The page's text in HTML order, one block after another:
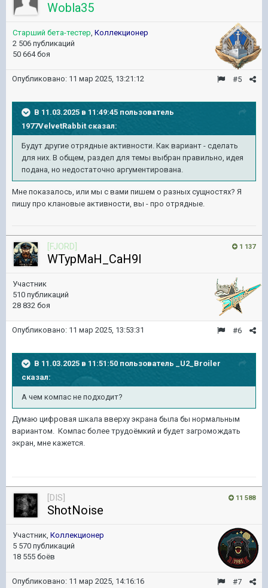
Wobla35
Старший бета-тестер, Коллекционер
2 506 публикаций
50 664 боя
#5
Опубликовано: 11 мар 2025, 13:21:12
В 11.03.2025 в 11:49:45 пользователь
1977VelvetRabbitсказал:
Будут другие отрядные активности. Как вариант - сделать
для них. В общем, раздел для темы выбран правильно, идея
подана, но недостаточно аргументирована.
Мне показалось, или мы с вами пишем о разных сущностях? Я
пишу про клановые активности, вы - про отрядные.
1 137
[FJORD]
WTypMaH_CaH9l
Участник
510 публикаций
28 832 боя
#6
Опубликовано: 11 мар 2025, 13:53:31
В 11.03.2025 в 11:51:50 пользователь
_U2_Broiler
сказал:
А чем компас не подходит?
Думаю цифровая шкала вверху экрана была бы нормальным
вариантом. Компас более трудоёмкий и будет загромождать
экран, мне кажется.
11 588
[DIS]
ShotNoise
Участник, Коллекционер
5 570 публикаций
18 555 боёв
#7
Опубликовано: 11 мар 2025, 14:16:16